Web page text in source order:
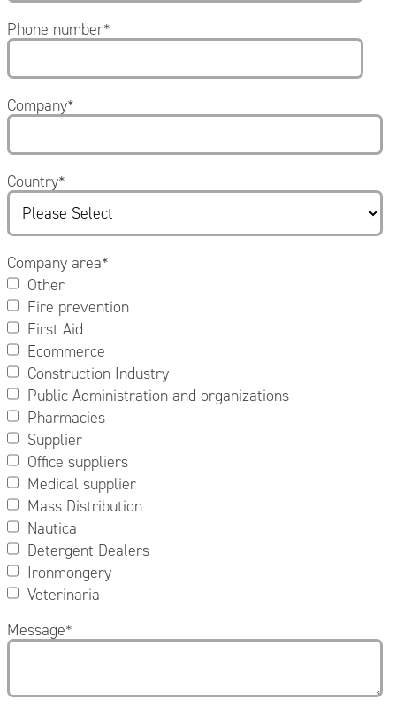
Phone number*
Company*
Country*
Company area*
Other
Fire prevention
First Aid
Ecommerce
Construction Industry
Public Administration and organizations
Pharmacies
Supplier
Office suppliers
Medical supplier
Mass Distribution
Nautica
Detergent Dealers
Ironmongery
Veterinaria
Message*